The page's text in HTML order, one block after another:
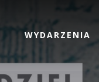
WYDARZENIA